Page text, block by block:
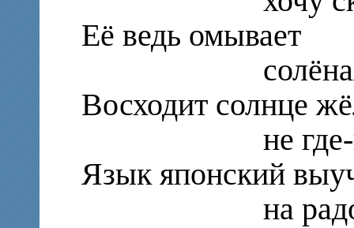
Её ведь омывает
солёная
Восходит солнце
не где-
Язык японский
на радость